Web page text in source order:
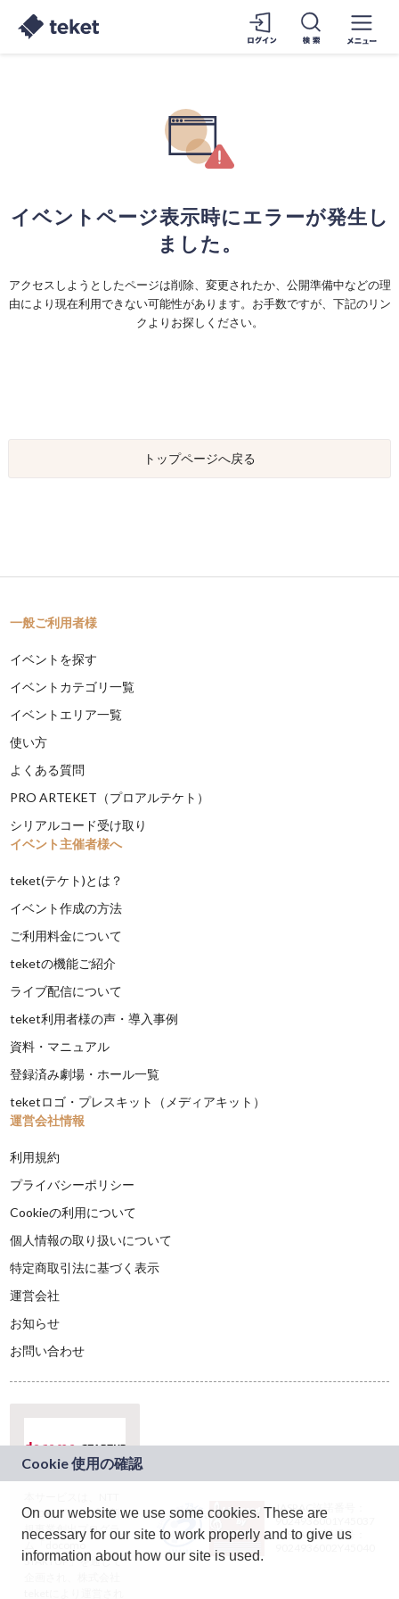
イベントページ表示時にエラーが発生し
ました。
アクセスしようとしたページは削除、変更されたか、公開準備中などの理
由により現在利用できない可能性があります。お手数ですが、下記のリン
クよりお探しください。
トップページへ戻る
一般ご利用者様
イベントを探す
イベントカテゴリ一覧
イベントエリア一覧
使い方
よくある質問
PRO ARTEKET（プロアルテケト）
シリアルコード受け取り
イベント主催者様へ
teket(テケト)とは？
イベント作成の方法
ご利用料金について
teketの機能ご紹介
ライブ配信について
teket利用者様の声・導入事例
資料・マニュアル
登録済み劇場・ホール一覧
teketロゴ・プレスキット（メディアキット）
運営会社情報
利用規約
プライバシーポリシー
Cookieの利用について
個人情報の取り扱いについて
特定商取引法に基づく表示
運営会社
お知らせ
お問い合わせ
ドコモグループの新
規事業創出プログラ
ム「docomo
STARTUP」を通じて
JASRAC許諾番号：
9024936001Y45037
JASRAC許諾番号：
On our website we use some cookies. These are
necessary for our site to work properly and to give us
information about how our site is used.